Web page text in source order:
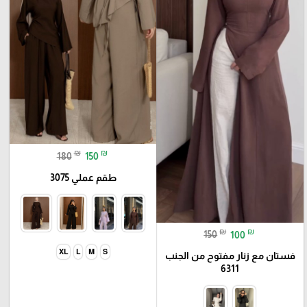
150 ₪ 100 ₪
فستان مع زنار مفتوح من الجنب
6311
180 ₪ 150 ₪
طقم عملي 3075
S
M
L
XL